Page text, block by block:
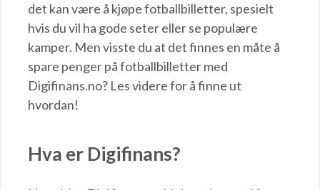
det kan være å kjøpe fotballbilletter, spesielt
hvis du vil ha gode seter eller se populære
kamper. Men visste du at det finnes en måte å
spare penger på fotballbilletter med
Digifinans.no? Les videre for å finne ut
hvordan!
Hva er Digifinans?